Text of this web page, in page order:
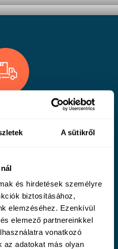
A sütikről
és hirdetések személyre
biztosításához,
elemzéséhez. Ezenkívül
elemező partnereinkkel
vonatkozó
az adatokat más olyan
kiszállítás,
minőség,
a vendéglátás